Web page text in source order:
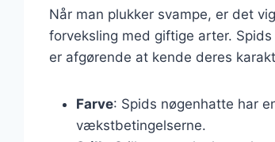
Når man plukker svampe, er det
forveksling med giftige arter.
er afgørende at kende deres
Farve: Spids nøgenhatte har
vækstbetingelserne.